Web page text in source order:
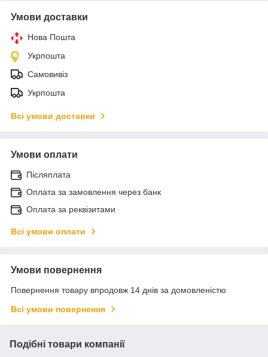
Умови доставки
Нова Пошта
Укрпошта
Самовивіз
Укрпошта
Всі умови доставки
Умови оплати
Післяплата
Оплата за замовлення через банк
Оплата за реквізитами
Всі умови оплати
Умови повернення
Повернення товару впродовж 14 днів за домовленістю
Всі умови повернення
Подібні товари компанії